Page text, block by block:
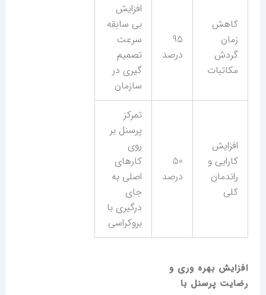
کاهش
زمان
گردش
مکاتبات
95
درصد
افزایش
بی سابقه
سرعت
تصمیم
گیری در
سازمان
افزایش
کارایی و
راندمان
کلی
50
درصد
تمرکز
پرسنل بر
روی
کارهای
اصلی به
جای
درگیری با
بروکراسی
افزایش بهره وری و
رضایت پرسنل با